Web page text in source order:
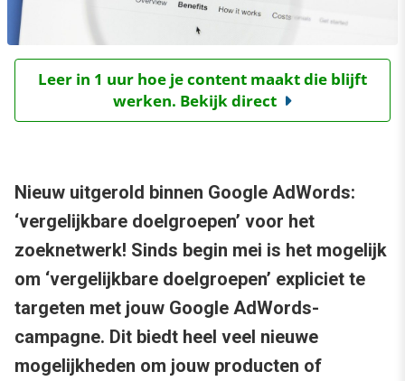
Leer in 1 uur hoe je content maakt die blijft
werken. Bekijk direct
Nieuw uitgerold binnen Google AdWords:
‘vergelijkbare doelgroepen’ voor het
zoeknetwerk! Sinds begin mei is het mogelijk
om ‘vergelijkbare doelgroepen’ expliciet te
targeten met jouw Google AdWords-
campagne. Dit biedt heel veel nieuwe
mogelijkheden om jouw producten of